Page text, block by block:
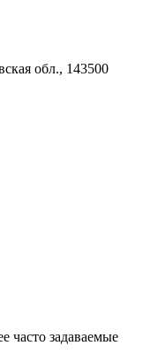
обл., 143500
часто задаваемые